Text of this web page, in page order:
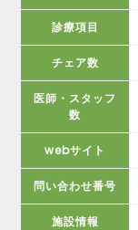
診療項目
チェア数
医師・スタッフ
数
webサイト
問い合わせ番号
施設情報